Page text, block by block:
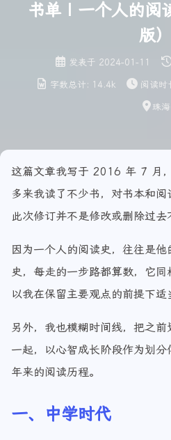
书单 | 一个人的阅
版）
发表于 2024-01-11
字数总计: 14.4k 阅读时
珠海
这篇文章我写于 2016 年 7 月
多来我读了不少书，对书本和阅
此次修订并不是修改或删除过去
因为一个人的阅读史，往往是
史，每走的一步路都算数，它
以我在保留主要观点的前提下适
另外，我也模糊时间线，把之
一起，以心智成长阶段作为划
年来的阅读历程。
一、中学时代